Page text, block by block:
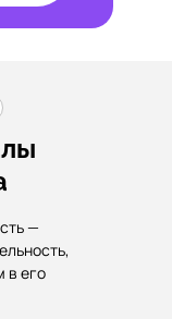
—
в его